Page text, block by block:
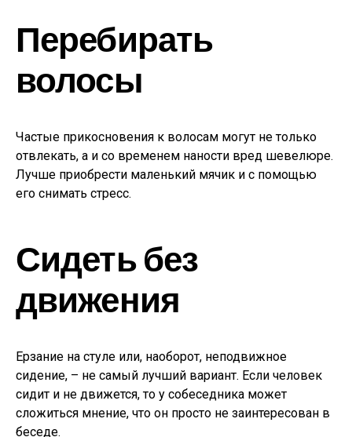
Перебирать
волосы
Частые прикосновения к волосам могут не только
отвлекать, а и со временем наности вред шевелюре.
Лучше приобрести маленький мячик и с помощью
его снимать стресс.
Сидеть без
движения
Ерзание на стуле или, наоборот, неподвижное
сидение, – не самый лучший вариант. Если человек
сидит и не движется, то у собеседника может
сложиться мнение, что он просто не заинтересован в
беседе.